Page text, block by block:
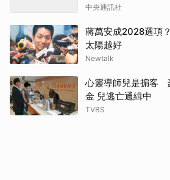
中央通訊社
蔣萬安成2028選項
太陽越好
Newtalk
心靈導師兒是掮客
金 兒逃亡通緝中
TVBS